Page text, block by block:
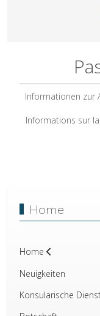
Informationen zur
Informations sur
Home
Home
Neuigkeiten
Konsularische